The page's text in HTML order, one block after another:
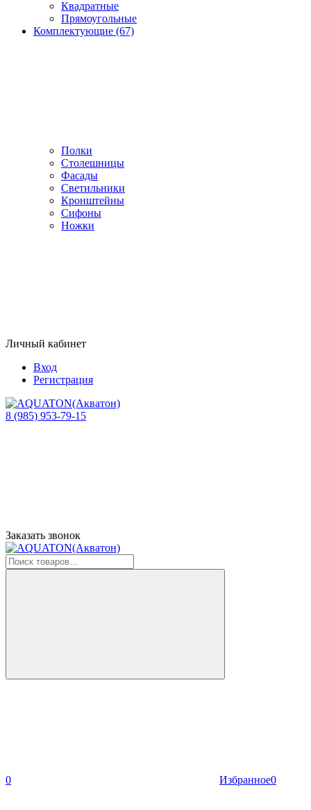
Квадратные
Прямоугольные
Комплектующие (67)
Полки
Столешницы
Фасады
Светильники
Кронштейны
Сифоны
Ножки
Личный кабинет
Вход
Регистрация
8 (985) 953-79-15
Заказать звонок
0 Избранное0